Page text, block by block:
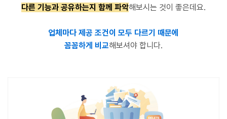
다른 기능과 공유하는지 함께 파악해보시는 것이 좋은데요.
업체마다 제공 조건이 모두 다르기 때문에
꼼꼼하게 비교해보셔야 합니다.